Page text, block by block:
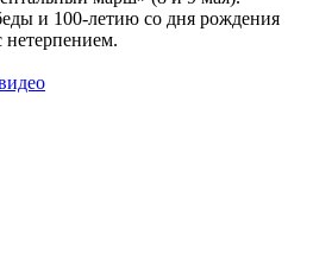
и 100-летию со дня рождения